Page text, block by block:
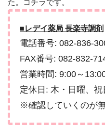
た。コチラです。
■レデイ薬局 長楽寺調剤
電話番号: 082-836-
FAX番号: 082-832-
営業時間: 9:00～
定休日: 木・日曜、
※確認していくのが無